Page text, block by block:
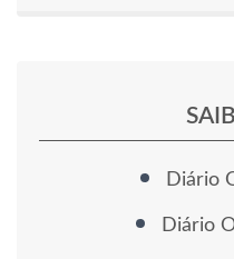
Diário
Diário